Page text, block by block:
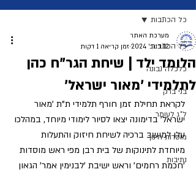
כל הכתבות
כלכלה נבונה
בני ברק
ל"ג לעומר
מוסדות חינוך
נתיבות
כל הכתבות
הלומד ילד | שיחת הגר"ח כהן
לתלמידי 'מאור ישראל'
מערכת האתר
12 בנוב׳ 2024
זמן קריאה 1 דקות
לקראת תחילת זמן חורף תלמידי ת"ת 'מאור
ישראל' בדימונה יצאו לסיור לימודי מיוחד, במהלכו
עלו למושב ברכיה לשיחת חיזוק והתעלות
מיוחדת לתינוקות של בית רבן מפי ראש מוסדות
'חכמת רחמים' וראש ישיבת 'לבנימין אמר' הגאון